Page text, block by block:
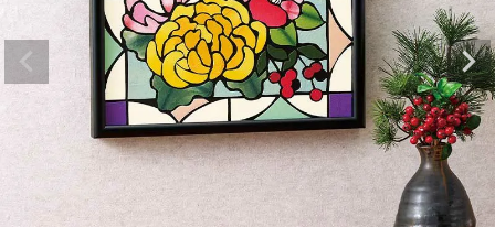
診断チャート
ジャンルで選ぶ
レビューを見る
コーポレートサイト